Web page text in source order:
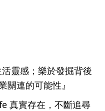
活靈感；樂於發掘背後
關連的可能性』
真實存在，不斷追尋